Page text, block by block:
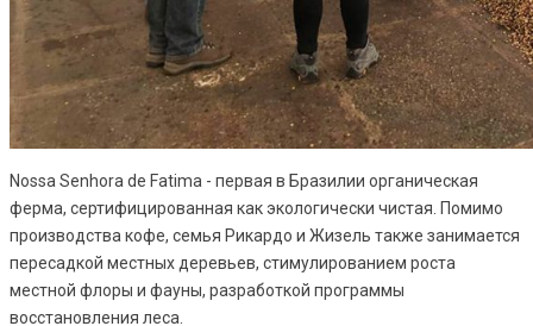
Nossa Senhora de Fatima - первая в Бразилии органическая
ферма, сертифицированная как экологически чистая. Помимо
производства кофе, семья Рикардо и Жизель также занимается
пересадкой местных деревьев, стимулированием роста
местной флоры и фауны, разработкой программы
восстановления леса.